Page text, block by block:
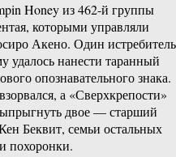
Honey из 462-й группы
которыми управляли
Акено. Один истребитель
удалось нанести таранный
опознавательного знака.
а «Сверхкрепости»
двое — старший
Беквит, семьи остальных
похоронки.